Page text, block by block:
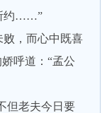
约……”
，而心中既喜
呼道：“孟公
但老夫今日要